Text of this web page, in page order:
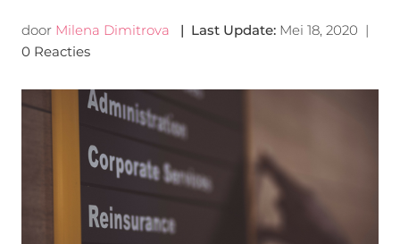
door Milena Dimitrova | Last Update: Mei 18, 2020 |
0 Reacties